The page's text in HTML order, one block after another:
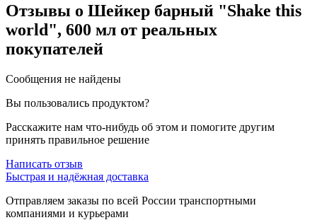
Отзывы о Шейкер барный "Shake this
world", 600 мл от реальных
покупателей
Сообщения не найдены
Вы пользовались продуктом?
Расскажите нам что-нибудь об этом и помогите другим
принять правильное решение
Написать отзыв
Быстрая и надёжная доставка
Отправляем заказы по всей России транспортными
компаниями и курьерами